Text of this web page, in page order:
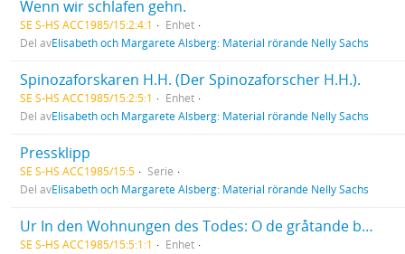
Wenn wir schlafen gehn.
SE S-HS ACC1985/15:2:4:1
Enhet
Del avElisabeth och Margarete Alsberg: Material rörande Nelly Sachs
Spinozaforskaren H.H. (Der Spinozaforscher H.H.).
SE S-HS ACC1985/15:2:5:1
Enhet
Del avElisabeth och Margarete Alsberg: Material rörande Nelly Sachs
Pressklipp
SE S-HS ACC1985/15:5
Serie
Del avElisabeth och Margarete Alsberg: Material rörande Nelly Sachs
Ur In den Wohnungen des Todes: O de gråtande barnens natt! / O der weinende Kinder Nacht!
SE S-HS ACC1985/15:5:1:1
Enhet